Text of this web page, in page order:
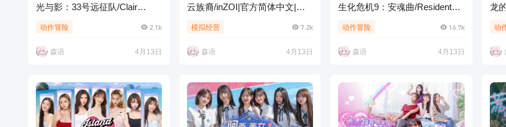
光与影：33号远征队/Clair
动作冒险 2.1k
森语 4月13日
云族裔/inZOI|官方简体中文|支
模拟经营 7.2k
森语 4月13日
生化危机9：安魂曲/Resident
动作冒险 16.7k
森语 4月13日
龙
动